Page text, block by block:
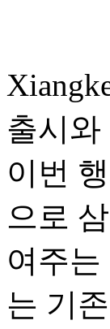
출시
이번
으로
여주
는 기